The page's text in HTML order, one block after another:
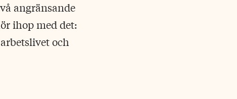
angränsande
ihop med det:
och